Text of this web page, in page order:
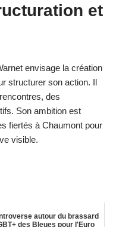
et
envisage la création
structurer son action. Il
des
Son ambition est
fiertés à Chaumont pour
visible.
autour du brassard
des Bleues pour l'Euro